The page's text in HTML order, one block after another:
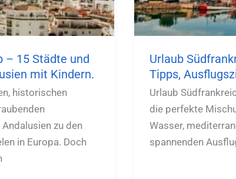
– 15 Städte und
mit Kindern.
historischen
zu den
in Europa. Doch
Urlaub
Tipps,
Urlaub
die perfekte
Wasser,
spannenden